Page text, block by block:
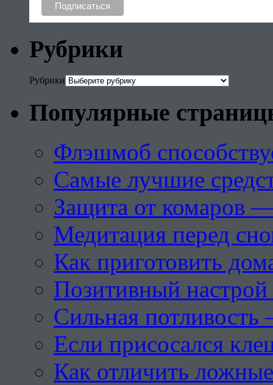
Рубрики
Рубрики
Популярные
Флэшмоб
Самые лучшие
Защита от комаров
Медитация перед
Как приготовить
Позитивный настрой
Сильная потливость
Если присосался
Как отличить